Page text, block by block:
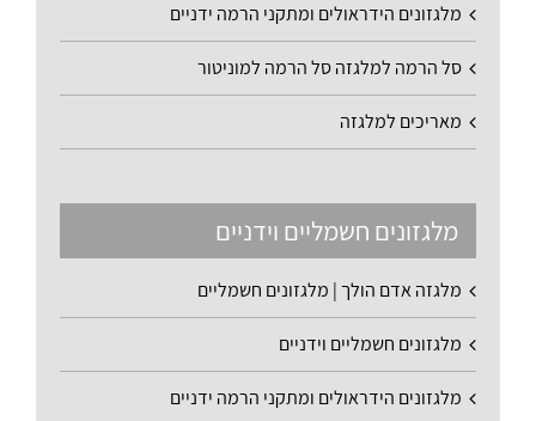
מלגזונים הידראולים ומתקני הרמה ידניים
סל הרמה למלגזה סל הרמה למוניטור
מאריכים למלגזה
מלגזונים חשמליים וידניים
מלגזה אדם הולך | מלגזונים חשמליים
מלגזונים חשמליים וידניים
מלגזונים הידראולים ומתקני הרמה ידניים